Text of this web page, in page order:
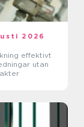
2026
utan